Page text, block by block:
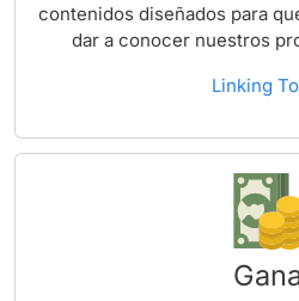
contenidos diseñados para
dar a conocer nuestros
Linking